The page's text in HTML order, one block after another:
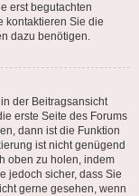
erst begutachten
kontaktieren Sie die
dazu benötigen.
der Beitragsansicht
erste Seite des Forums
dann ist die Funktion
ist nicht genügend
oben zu holen, indem
jedoch sicher, dass Sie
gerne gesehen, wenn